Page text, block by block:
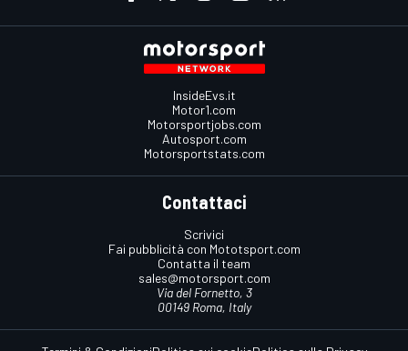
InsideEvs.it
Motor1.com
Motorsportjobs.com
Autosport.com
Motorsportstats.com
Contattaci
Scrivici
Fai pubblicità con Mototsport.com
Contatta il team
sales@motorsport.com
Via del Fornetto, 3
00149 Roma, Italy